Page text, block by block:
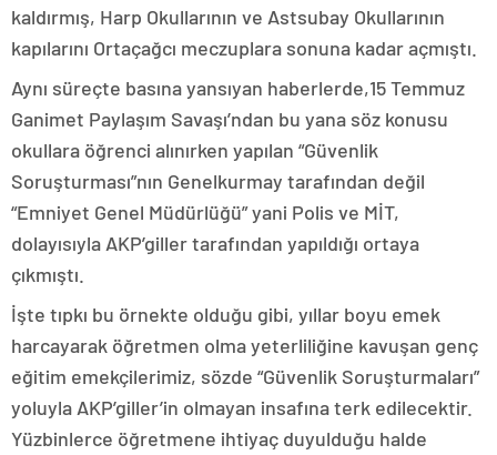
kaldırmış, Harp Okullarının ve Astsubay Okullarının
kapılarını Ortaçağcı meczuplara sonuna kadar açmıştı.
Aynı süreçte basına yansıyan haberlerde,15 Temmuz
Ganimet Paylaşım Savaşı’ndan bu yana söz konusu
okullara öğrenci alınırken yapılan “Güvenlik
Soruşturması”nın Genelkurmay tarafından değil
“Emniyet Genel Müdürlüğü” yani Polis ve MİT,
dolayısıyla AKP’giller tarafından yapıldığı ortaya
çıkmıştı.
İşte tıpkı bu örnekte olduğu gibi, yıllar boyu emek
harcayarak öğretmen olma yeterliliğine kavuşan genç
eğitim emekçilerimiz, sözde “Güvenlik Soruşturmaları”
yoluyla AKP’giller’in olmayan insafına terk edilecektir.
Yüzbinlerce öğretmene ihtiyaç duyulduğu halde